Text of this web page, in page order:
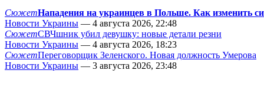
СюжетНападения на украинцев в Польше. Как изменить
Новости Украины — 4 августа 2026, 22:48
СюжетСВЧшник убил девушку: новые детали резни
Новости Украины — 4 августа 2026, 18:23
СюжетПереговорщик Зеленского. Новая должность Умерова
Новости Украины — 3 августа 2026, 23:48